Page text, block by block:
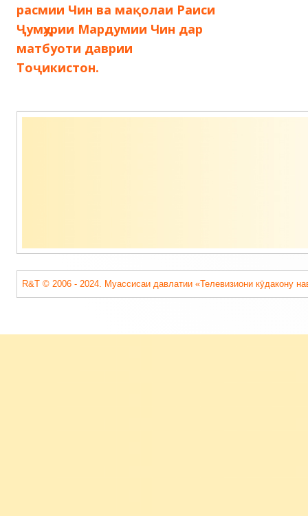
записям
расмии Чин ва мақолаи Раиси
Ҷумҳурии Мардумии Чин дар
матбуоти даврии
Тоҷикистон.
Содержимое
R&T © 2006 - 2024. Муассисаи давлатии «Телевизиони кӯдакону